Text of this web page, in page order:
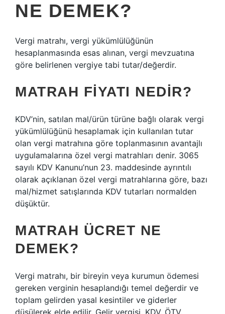
NE DEMEK?
Vergi matrahı, vergi yükümlülüğünün
hesaplanmasında esas alınan, vergi mevzuatına
göre belirlenen vergiye tabi tutar/değerdir.
MATRAH FIYATI NEDIR?
KDV’nin, satılan mal/ürün türüne bağlı olarak vergi
yükümlülüğünü hesaplamak için kullanılan tutar
olan vergi matrahına göre toplanmasının avantajlı
uygulamalarına özel vergi matrahları denir. 3065
sayılı KDV Kanunu’nun 23. maddesinde ayrıntılı
olarak açıklanan özel vergi matrahlarına göre, bazı
mal/hizmet satışlarında KDV tutarları normalden
düşüktür.
MATRAH ÜCRET NE
DEMEK?
Vergi matrahı, bir bireyin veya kurumun ödemesi
gereken verginin hesaplandığı temel değerdir ve
toplam gelirden yasal kesintiler ve giderler
düşülerek elde edilir. Gelir vergisi, KDV, ÖTV,